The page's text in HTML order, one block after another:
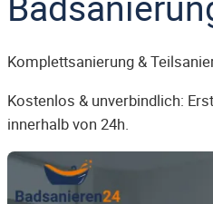
Komplettsanierung &
Kostenlos & unverbindlich:
innerhalb von 24h.